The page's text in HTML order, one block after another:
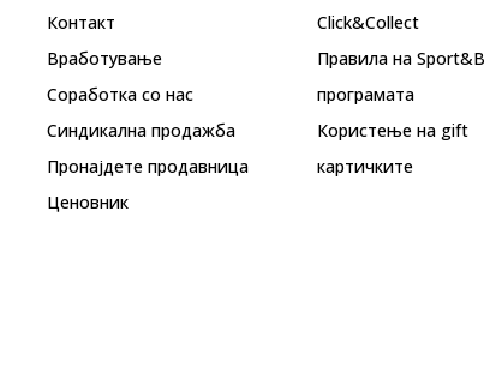
Контакт
Вработување
Соработка со нас
Синдикална продажба
Пронајдете продавница
Ценовник
Click&Collect
Правила на
програмата
Користење на gift
картичките